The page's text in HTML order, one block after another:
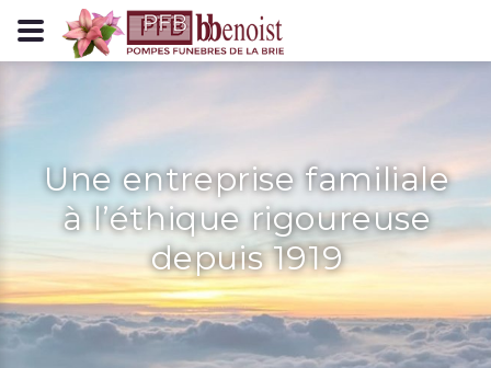
Panneau de gestion des cookies
Une entreprise familiale
à l’éthique rigoureuse
depuis 1919